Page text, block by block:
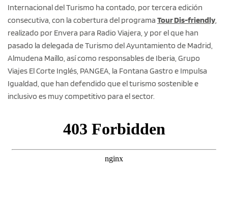
Internacional del Turismo ha contado, por tercera edición
consecutiva, con la cobertura del programa Tour Dis-friendly
realizado por Envera para Radio Viajera, y por el que han
pasado la delegada de Turismo del Ayuntamiento de Madrid,
Almudena Maíllo, así como responsables de Iberia, Grupo
Viajes El Corte Inglés, PANGEA, la Fontana Gastro e Impulsa
Igualdad, que han defendido que el turismo sostenible e
inclusivo es muy competitivo para el sector.